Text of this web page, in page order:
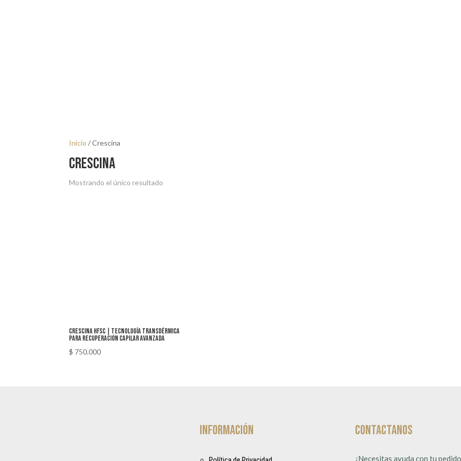
Inicio / Crescina
Crescina
Mostrando el único resultado
CRESCINA HFSC | Tecnología Transdérmica
para Recuperación Capilar Avanzada
$ 750.000
Información Contactanos
¿Necesitas ayuda con tu